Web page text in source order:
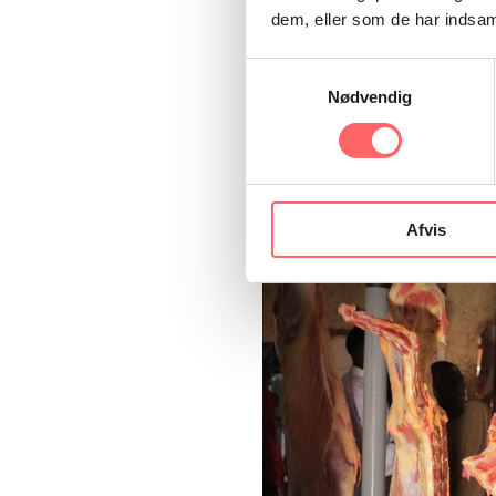
dem, eller som de har
Nødvendig
Afvis
kræve forbedringer
undervise deres